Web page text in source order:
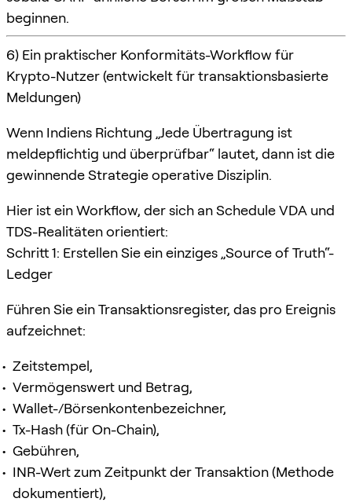
beginnen.
6) Ein praktischer Konformitäts-Workflow für
Krypto-Nutzer (entwickelt für transaktionsbasierte
Meldungen)
Wenn Indiens Richtung „Jede Übertragung ist
meldepflichtig und überprüfbar“ lautet, dann ist die
gewinnende Strategie operative Disziplin.
Hier ist ein Workflow, der sich an Schedule VDA und
TDS-Realitäten orientiert:
Schritt 1: Erstellen Sie ein einziges „Source of Truth“-
Ledger
Führen Sie ein Transaktionsregister, das pro Ereignis
aufzeichnet:
Zeitstempel,
Vermögenswert und Betrag,
Wallet-/Börsenkontenbezeichner,
Tx-Hash (für On-Chain),
Gebühren,
INR-Wert zum Zeitpunkt der Transaktion (Methode
dokumentiert),